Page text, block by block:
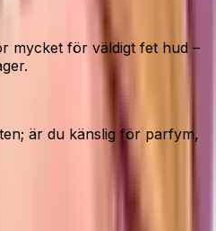
mycket för väldigt fet hud –
är du känslig för parfym,